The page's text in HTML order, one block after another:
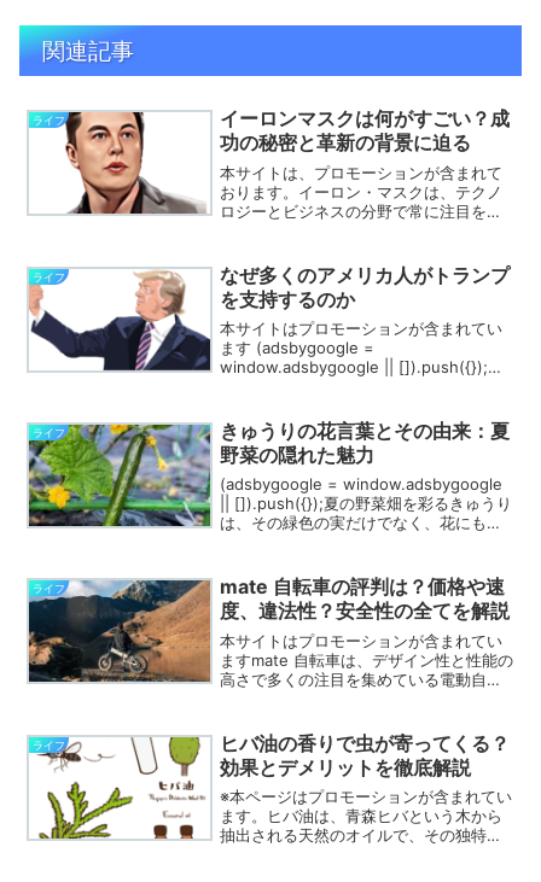
関連記事
ライフ
イーロンマスクは何がすごい？成
功の秘密と革新の背景に迫る
本サイトは、プロモーションが含まれて
おります。イーロン・マスクは、テクノ
ロジーとビジネスの分野で常に注目を集
の驚異的な年収や資産額からもわかるよ
うに、その成功は並外れ...
ライフ
なぜ多くのアメリカ人がトランプ
を支持するのか
本サイトはプロモーションが含まれてい
ます (adsbygoogle =
window.adsbygoogle || []).push({});ト
なく、国際的にも注目さ...
ライフ
きゅうりの花言葉とその由来：夏
野菜の隠れた魅力
(adsbygoogle = window.adsbygoogle
|| []).push({});夏の野菜畑を彩るきゅうり
は、その緑色の実だけでなく、花にも特
う花言葉...
ライフ
mate 自転車の評判は？価格や速
度、違法性？安全性の全てを解説
本サイトはプロモーションが含まれてい
ますmate 自転車は、デザイン性と性能の
高さで多くの注目を集めている電動自転
方も多いのではないでしょうか。mate 自
転車の...
ライフ
ヒバ油の香りで虫が寄ってくる？
効果とデメリットを徹底解説
※本ページはプロモーションが含まれてい
ます。ヒバ油は、青森ヒバという木から
抽出される天然のオイルで、その独特な